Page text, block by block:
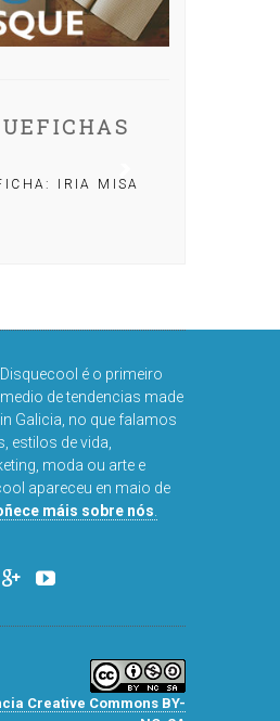
IRIA MISA
Disquecool é o primeiro
medio de tendencias made
in Galicia, no que falamos
estilos de vida,
moda ou arte e
apareceu en maio de
máis sobre nós
Creative Commons BY-